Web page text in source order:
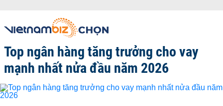
Top ngân hàng tăng trưởng cho vay
mạnh nhất nửa đầu năm 2026